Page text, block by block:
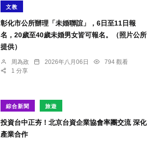
文教
彰化市公所辦理「未婚聯誼」，6日至11日報
名，20歲至40歲未婚男女皆可報名。（照片公所
提供）
周為政 2026年八月06日
794 觀看
1 分享
綜合新聞 旅遊
投資台中正夯！北京台資企業協會率團交流 深化
產業合作